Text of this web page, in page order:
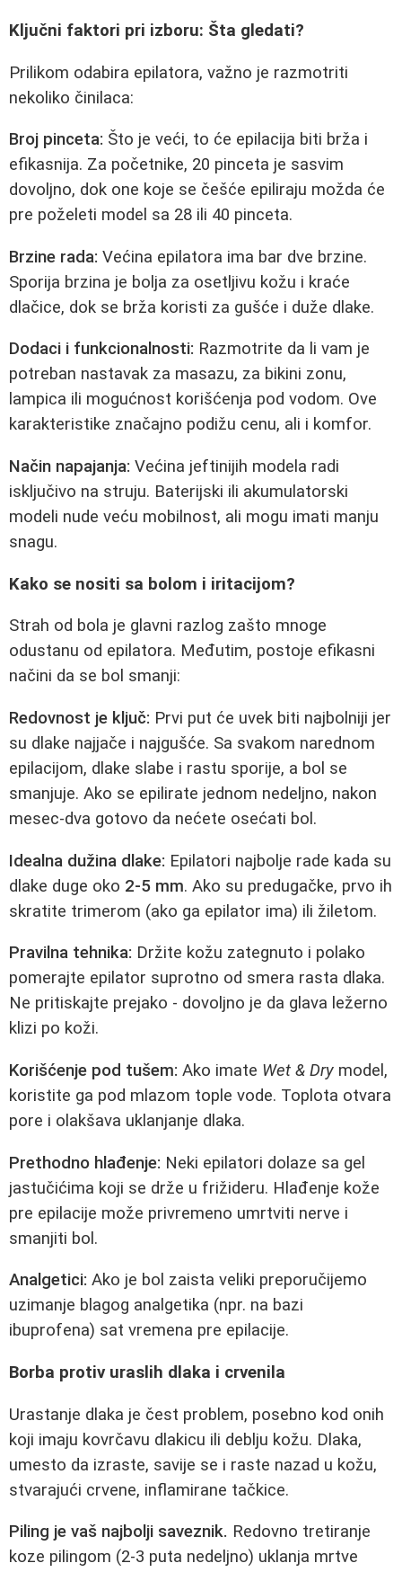
Ključni faktori pri izboru: Šta gledati?
Prilikom odabira epilatora, važno je razmotriti
nekoliko činilaca:
Broj pinceta: Što je veći, to će epilacija biti brža i
efikasnija. Za početnike, 20 pinceta je sasvim
dovoljno, dok one koje se češće epiliraju možda će
pre poželeti model sa 28 ili 40 pinceta.
Brzine rada: Većina epilatora ima bar dve brzine.
Sporija brzina je bolja za osetljivu kožu i kraće
dlačice, dok se brža koristi za gušće i duže dlake.
Dodaci i funkcionalnosti: Razmotrite da li vam je
potreban nastavak za masazu, za bikini zonu,
lampica ili mogućnost korišćenja pod vodom. Ove
karakteristike značajno podižu cenu, ali i komfor.
Način napajanja: Većina jeftinijih modela radi
isključivo na struju. Baterijski ili akumulatorski
modeli nude veću mobilnost, ali mogu imati manju
snagu.
Kako se nositi sa bolom i iritacijom?
Strah od bola je glavni razlog zašto mnoge
odustanu od epilatora. Međutim, postoje efikasni
načini da se bol smanji:
Redovnost je ključ: Prvi put će uvek biti najbolniji jer
su dlake najjače i najgušće. Sa svakom narednom
epilacijom, dlake slabe i rastu sporije, a bol se
smanjuje. Ako se epilirate jednom nedeljno, nakon
mesec-dva gotovo da nećete osećati bol.
Idealna dužina dlake: Epilatori najbolje rade kada su
dlake duge oko 2-5 mm. Ako su predugačke, prvo ih
skratite trimerom (ako ga epilator ima) ili žiletom.
Pravilna tehnika: Držite kožu zategnuto i polako
pomerajte epilator suprotno od smera rasta dlaka.
Ne pritiskajte prejako - dovoljno je da glava ležerno
klizi po koži.
Korišćenje pod tušem: Ako imate Wet & Dry model,
koristite ga pod mlazom tople vode. Toplota otvara
pore i olakšava uklanjanje dlaka.
Prethodno hlađenje: Neki epilatori dolaze sa gel
jastučićima koji se drže u frižideru. Hlađenje kože
pre epilacije može privremeno umrtviti nerve i
smanjiti bol.
Analgetici: Ako je bol zaista veliki preporučijemo
uzimanje blagog analgetika (npr. na bazi
ibuprofena) sat vremena pre epilacije.
Borba protiv uraslih dlaka i crvenila
Urastanje dlaka je čest problem, posebno kod onih
koji imaju kovrčavu dlakicu ili deblju kožu. Dlaka,
umesto da izraste, savije se i raste nazad u kožu,
stvarajući crvene, inflamirane tačkice.
Piling je vaš najbolji saveznik. Redovno tretiranje
koze pilingom (2-3 puta nedeljno) uklanja mrtve